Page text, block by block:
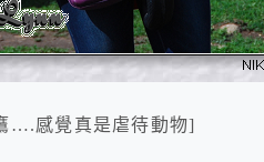
….感覺真是虐待動物]